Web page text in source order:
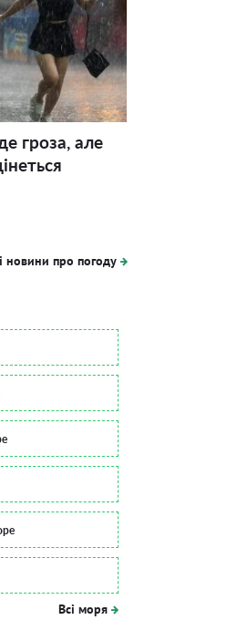
гроза, але
новини про погоду
Всі моря